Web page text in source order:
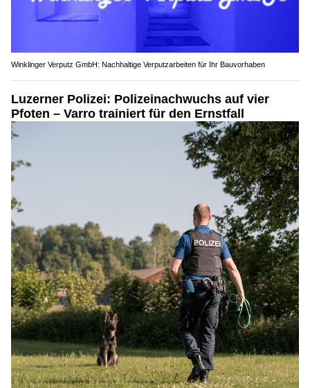
Winklinger Verputz GmbH: Nachhaltige Verputzarbeiten für Ihr Bauvorhaben
Luzerner Polizei: Polizeinachwuchs auf vier
Pfoten – Varro trainiert für den Ernstfall